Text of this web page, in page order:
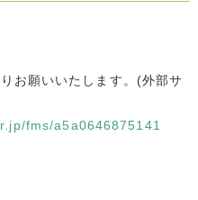
お願いいたします。(外部サ
fms/a5a0646875141